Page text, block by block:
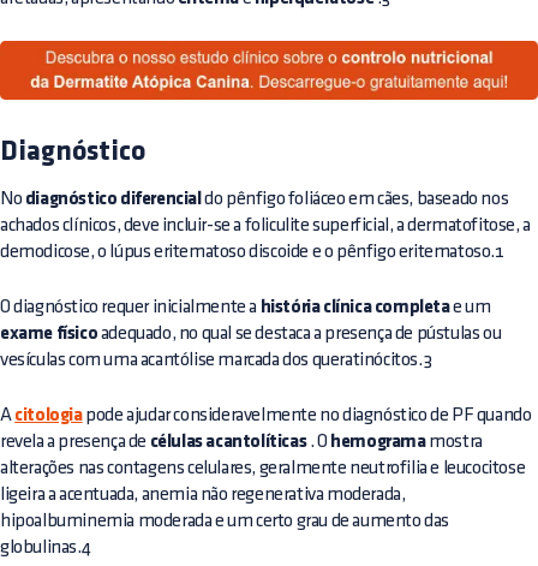
Diagnóstico
No diagnóstico diferencial do pênfigo foliáceo em cães, baseado nos
achados clínicos, deve incluir-se a foliculite superficial, a dermatofitose, a
demodicose, o lúpus eritematoso discoide e o pênfigo eritematoso.1
O diagnóstico requer inicialmente a história clínica completae um
exame físico adequado, no qual se destaca a presença de pústulas ou
vesículas com uma acantólise marcada dos queratinócitos.3
A citologiapode ajudar consideravelmente no diagnóstico de PF quando
revela a presença de células acantolíticas. O hemogramamostra
alterações nas contagens celulares, geralmente neutrofilia e leucocitose
ligeira a acentuada, anemia não regenerativa moderada,
hipoalbuminemia moderada e um certo grau de aumento das
globulinas.4